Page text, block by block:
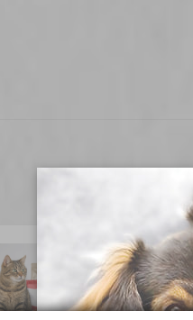
Como
Saiba
critérios